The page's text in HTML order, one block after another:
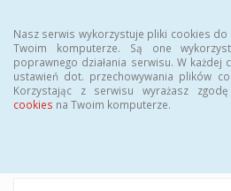
Nasz serwis wykorzystuje pliki cookies
Twoim komputerze. Są one
poprawnego działania serwisu. W każdej
ustawień dot. przechowywania plików
Korzystając z serwisu wyrażasz
cookies na Twoim komputerze.
BIULETYN
Urzędu